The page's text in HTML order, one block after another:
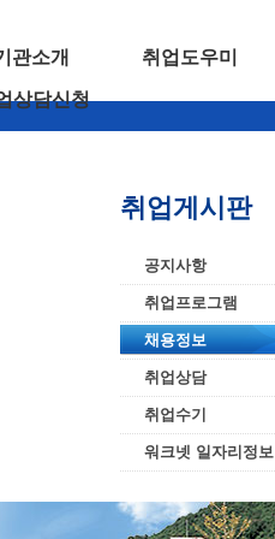
관소개 취업도우미
상담신청
취업게시판
공지사항
취업프로그램
채용정보
취업상담
취업수기
워크넷 일자리정보